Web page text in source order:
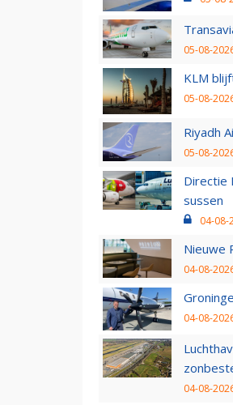
05-08-
KLM
05-08-
Riyadh
05-08-
Directie
sussen
04-08-
Nieuwe
04-08-
04-08-
04-08-